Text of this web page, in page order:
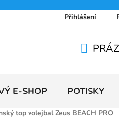
Doprava a platby
Přihlášení
KOŠÍK
E-SHOP POTISKY
top volejbal Zeus BEACH PRO